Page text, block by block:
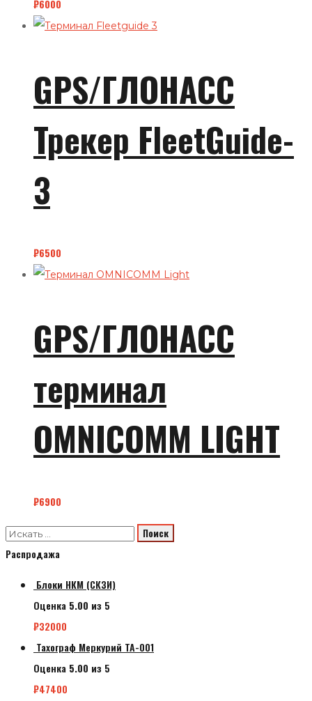
₽6000
GPS/ГЛОНАСС
Трекер FleetGuide-
3
₽6500
GPS/ГЛОНАСС
терминал
OMNICOMM LIGHT
₽6900
Распродажа
Блоки НКМ (СКЗИ)
Оценка 5.00 из 5
₽32000
Тахограф Меркурий ТА-001
Оценка 5.00 из 5
₽47400